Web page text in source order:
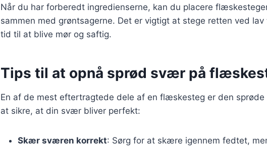
Når du har forberedt ingredienserne, kan du placere
sammen med grøntsagerne. Det er vigtigt at stege retten ved
tid til at blive mør og saftig.
Tips til at opnå sprød svær på
En af de mest eftertragtede dele af en flæskesteg er den
at sikre, at din svær bliver perfekt:
Skær sværen korrekt: Sørg for at skære igennem fedtet,